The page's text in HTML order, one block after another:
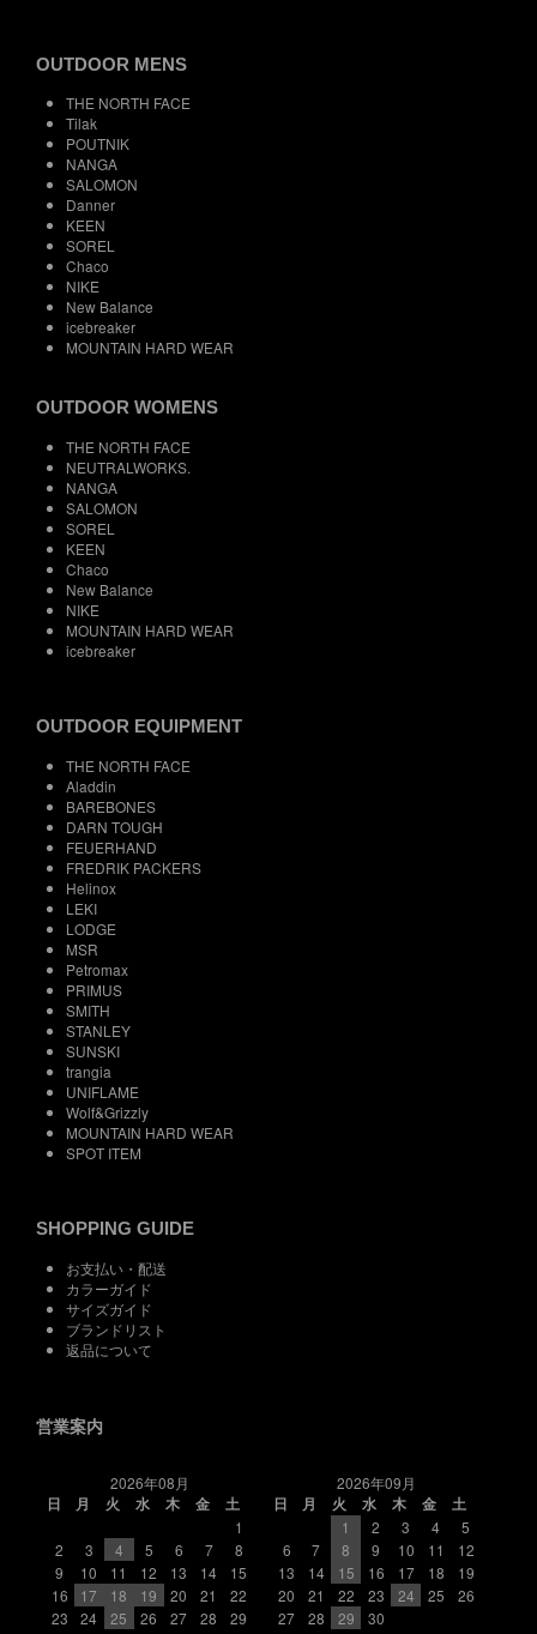
OUTDOOR MENS
THE NORTH FACE
Tilak
POUTNIK
NANGA
SALOMON
Danner
KEEN
SOREL
Chaco
NIKE
New Balance
icebreaker
MOUNTAIN HARD WEAR
OUTDOOR WOMENS
THE NORTH FACE
NEUTRALWORKS.
NANGA
SALOMON
SOREL
KEEN
Chaco
New Balance
NIKE
MOUNTAIN HARD WEAR
icebreaker
OUTDOOR EQUIPMENT
THE NORTH FACE
Aladdin
BAREBONES
DARN TOUGH
FEUERHAND
FREDRIK PACKERS
Helinox
LEKI
LODGE
MSR
Petromax
PRIMUS
SMITH
STANLEY
SUNSKI
trangia
UNIFLAME
Wolf&Grizzly
MOUNTAIN HARD WEAR
SPOT ITEM
SHOPPING GUIDE
お支払い・配送
カラーガイド
サイズガイド
ブランドリスト
返品について
営業案内
2026年08月
日
月 火 水 木 金
土
1
2
3 4 5 6 7
8
9
10 11 12 13 14
15
16
17 18 19 20 21
22
23
24 25 26 27 28
29
2026年09月
日
月 火 水 木 金
土
1
2 3 4
5
6
7 8 9 10 11
12
13
14 15 16 17 18
19
20
21 22 23 24 25
26
27
28 29 30